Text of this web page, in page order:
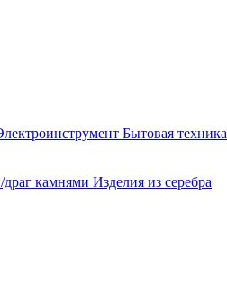
Бытовая техника
драг камнями Изделия из серебра